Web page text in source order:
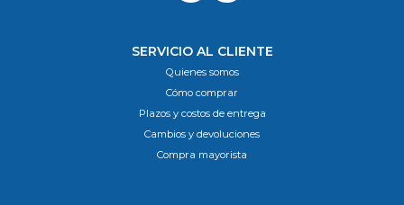
SERVICIO AL CLIENTE
Quienes somos
Cómo comprar
Plazos y costos de entrega
Cambios y devoluciones
Compra mayorista